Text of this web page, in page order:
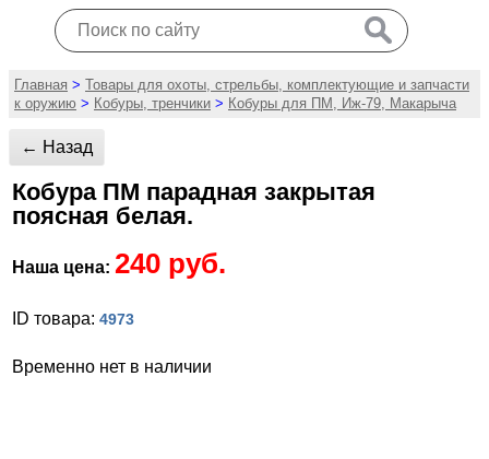
Главная > Товары для охоты, стрельбы, комплектующие и запчасти
к оружию > Кобуры, тренчики > Кобуры для ПМ, Иж-79, Макарыча
← Назад
Кобура ПМ парадная закрытая
поясная белая.
Наша цена: 240 руб.
ID товара: 4973
Временно нет в наличии